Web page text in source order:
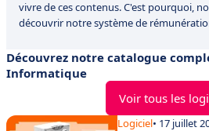
vivre de ces contenus. C'est pourquoi,
découvrir notre système de
Découvrez notre catalogue
Informatique
Voir tous les
Logiciel• 17 juillet